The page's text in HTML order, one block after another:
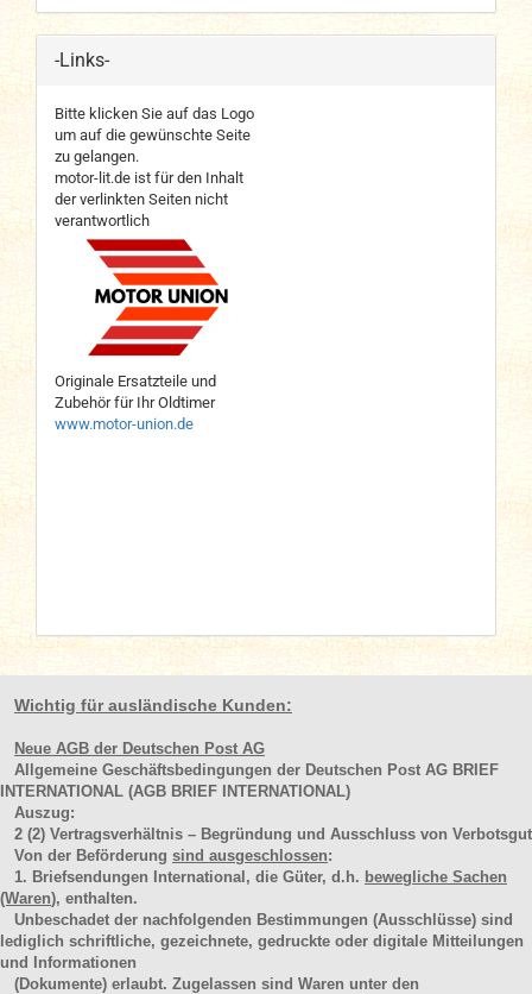
-Links-
Bitte klicken Sie auf das Logo
um auf die gewünschte Seite
zu gelangen.
motor-lit.de ist für den Inhalt
der verlinkten Seiten nicht
verantwortlich
Originale Ersatzteile und
Zubehör für Ihr Oldtimer
www.motor-union.de
Wichtig für ausländische Kunden:
Neue AGB der Deutschen Post AG
Allgemeine Geschäftsbedingungen der Deutschen Post AG BRIEF
INTERNATIONAL (AGB BRIEF INTERNATIONAL)
Auszug:
2 (2) Vertragsverhältnis – Begründung und Ausschluss von Verbotsgut
Von der Beförderung sind ausgeschlossen:
1. Briefsendungen International, die Güter, d.h. bewegliche Sachen
(Waren), enthalten.
Unbeschadet der nachfolgenden Bestimmungen (Ausschlüsse) sind
lediglich schriftliche, gezeichnete, gedruckte oder digitale Mitteilungen
und Informationen
(Dokumente) erlaubt. Zugelassen sind Waren unter den